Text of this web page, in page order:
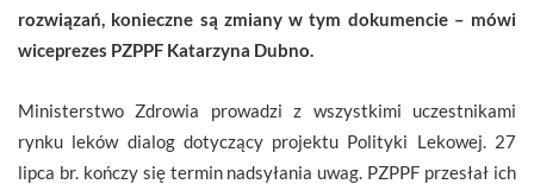
rozwiązań, konieczne są zmiany w tym dokumencie – mówi
wiceprezes PZPPF Katarzyna Dubno.
Ministerstwo Zdrowia prowadzi z wszystkimi uczestnikami
rynku leków dialog dotyczący projektu Polityki Lekowej. 27
lipca br. kończy się termin nadsyłania uwag. PZPPF przesłał ich